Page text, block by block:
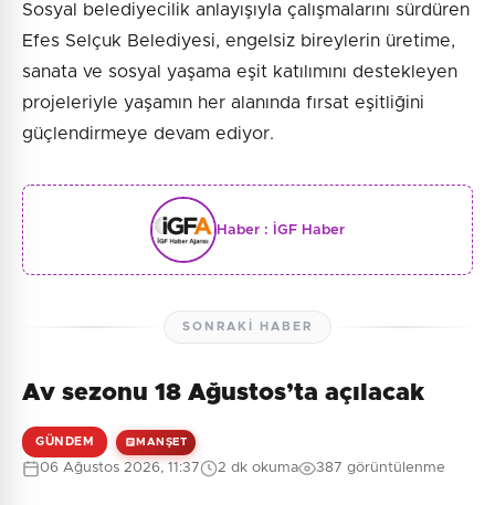
Sosyal belediyecilik anlayışıyla çalışmalarını sürdüren
Efes Selçuk Belediyesi, engelsiz bireylerin üretime,
sanata ve sosyal yaşama eşit katılımını destekleyen
projeleriyle yaşamın her alanında fırsat eşitliğini
güçlendirmeye devam ediyor.
Haber : İGF Haber
SONRAKI HABER
Av sezonu 18 Ağustos’ta açılacak
GÜNDEM MANŞET
06 Ağustos 2026, 11:37 2 dk okuma 387 görüntülenme